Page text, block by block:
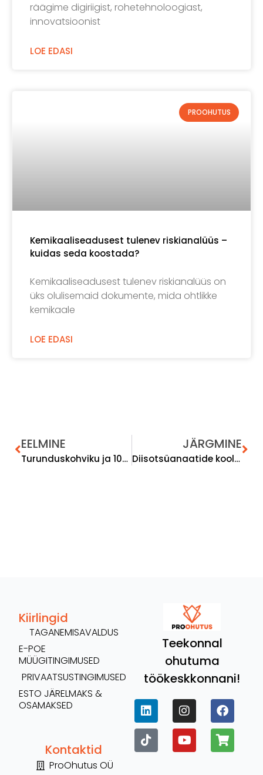
räägime digiriigist, rohetehnoloogiast,
innovatsioonist
LOE EDASI
PROOHUTUS
Kemikaaliseadusest tulenev riskianalüüs –
kuidas seda koostada?
Kemikaaliseadusest tulenev riskianalüüs on
üks olulisemaid dokumente, mida ohtlikke
kemikaale
LOE EDASI
EELMINE
Turunduskohviku ja 10+ AI tööriista ehk seminar Ergonoomika Keskuses
JÄRGMINE
Diisotsüanaatide koolituse 3 taset
Teekonnal
ohutuma
töökeskkonnani!
Kontaktid
ProOhutus OÜ
Kiirlingid
TAGANEMISAVALDUS
E-POE
MÜÜGITINGIMUSED
PRIVAATSUSTINGIMUSED
ESTO JÄRELMAKS &
OSAMAKSED